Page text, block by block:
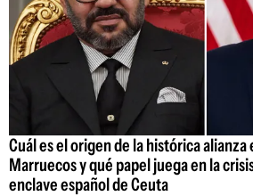
Cuál es el origen de la histórica alianza
Marruecos y qué papel juega en la
enclave español de Ceuta